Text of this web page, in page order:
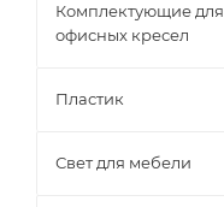
Комплектующие для
офисных кресел
Пластик
Свет для мебели